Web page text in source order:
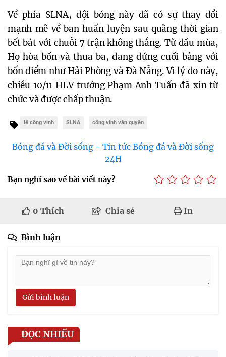
Về phía SLNA, đội bóng này đã có sự thay đổi
mạnh mẽ về ban huấn luyện sau quãng thời gian
bết bát với chuỗi 7 trận không thắng. Từ đầu mùa,
Họ hòa bốn và thua ba, đang đứng cuối bảng với
bốn điểm như Hải Phòng và Đà Nẵng. Vì lý do này,
chiều 10/11 HLV trưởng Phạm Anh Tuấn đã xin từ
chức và được chấp thuận.
lê công vinh SLNA công vinh văn quyến
Bóng đá và Đời sống - Tin tức Bóng đá và Đời sống
24H
Bạn nghĩ sao về bài viết này?
0 Thích Chia sẻ In
Bình luận
Gửi bình luận
ĐỌC NHIỀU